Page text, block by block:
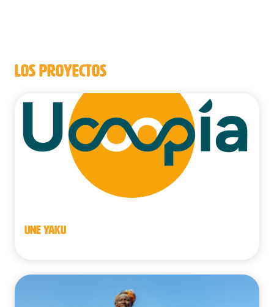
LOS PROYECTOS
UNE YAKU